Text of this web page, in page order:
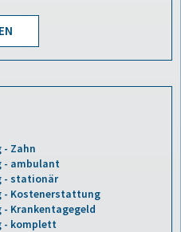
- Zahn
- ambulant
- stationär
- Kostenerstattung
Krankentagegeld
- komplett